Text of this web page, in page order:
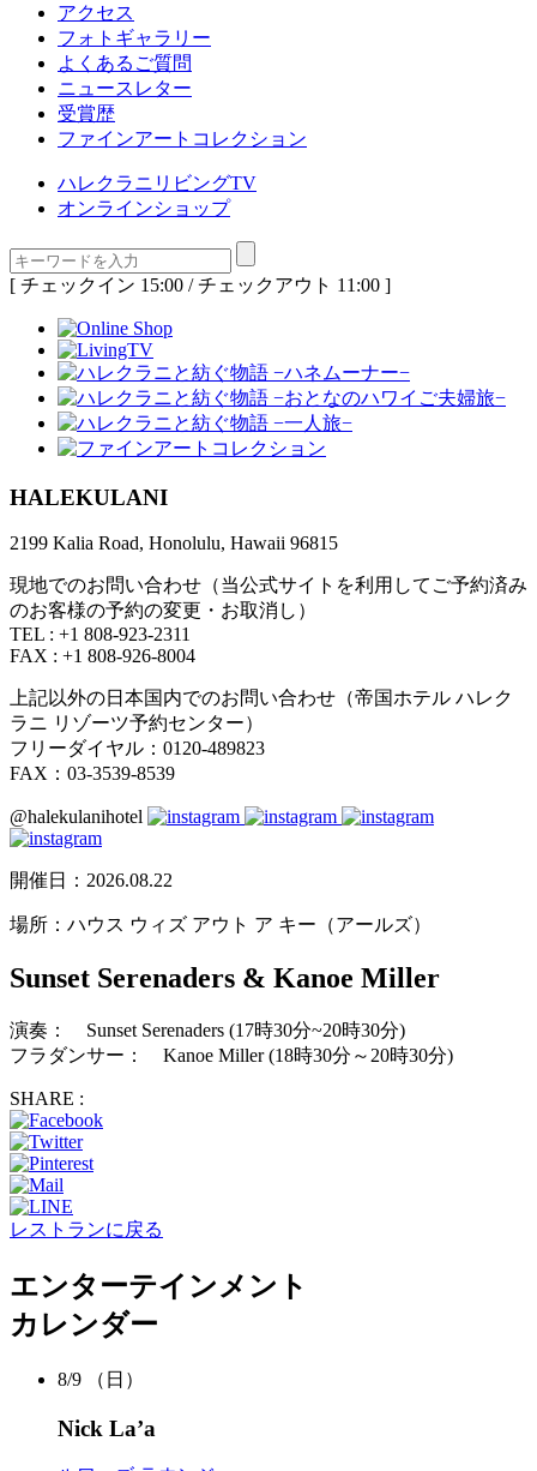
アクセス
フォトギャラリー
よくあるご質問
ニュースレター
受賞歴
ファインアートコレクション
ハレクラニリビングTV
オンラインショップ
[ チェックイン 15:00 / チェックアウト 11:00 ]
HALEKULANI
2199 Kalia Road, Honolulu, Hawaii 96815
現地でのお問い合わせ（当公式サイトを利用してご予約済み
のお客様の予約の変更・お取消し）
TEL : +1 808-923-2311
FAX : +1 808-926-8004
上記以外の日本国内でのお問い合わせ（帝国ホテル ハレク
ラニ リゾーツ予約センター）
フリーダイヤル：0120-489823
FAX：03-3539-8539
@halekulanihotel
開催日： 2026.08.22
場所： ハウス ウィズ アウト ア キー（アールズ）
Sunset Serenaders & Kanoe Miller
演奏： Sunset Serenaders (17時30分~20時30分)
フラダンサー： Kanoe Miller (18時30分～20時30分)
SHARE :
レストランに戻る
エンターテインメント
カレンダー
8/9 （日）
Nick La’a